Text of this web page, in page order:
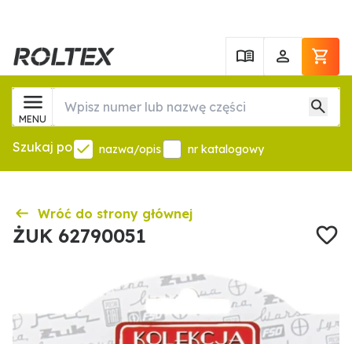
MENU
Szukaj po nazwa/opis nr katalogowy
Wróć do strony głównej
ŻUK 62790051